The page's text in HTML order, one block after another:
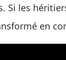
Si les
en